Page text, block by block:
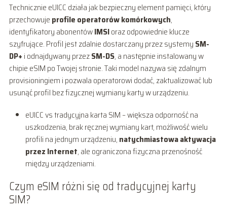
Technicznie eUICC działa jak bezpieczny element pamięci, który
przechowuje profile operatorów komórkowych,
identyfikatory abonentówIMSIoraz odpowiednie klucze
szyfrujące. Profil jest zdalnie dostarczany przez systemy SM-
DP+ i odnajdywany przezSM-DS, a następnie instalowany w
chipie eSIM po Twojej stronie. Taki model nazywa się zdalnym
provisioningiem i pozwala operatorowi dodać, zaktualizować lub
usunąć profil bez fizycznej wymiany karty w urządzeniu.
eUICC vs tradycyjna karta SIM – większa odporność na
uszkodzenia, brak ręcznej wymiany kart, możliwość wielu
profili na jednym urządzeniu, natychmiastowa aktywacja
przez Internet, ale ograniczona fizyczna przenośność
między urządzeniami.
Czym eSIM różni się od tradycyjnej karty
SIM?